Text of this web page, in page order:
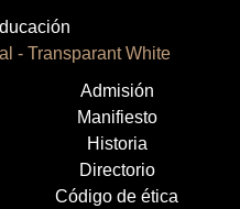
Admisión
Manifiesto
Historia
Directorio
Código de ética